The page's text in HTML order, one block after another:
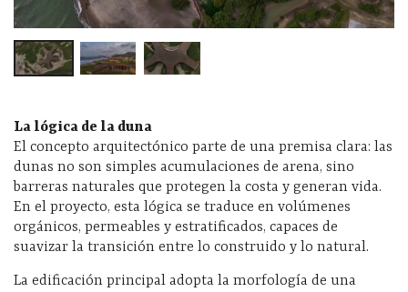
La lógica de la duna
El concepto arquitectónico parte de una premisa clara: las
dunas no son simples acumulaciones de arena, sino
barreras naturales que protegen la costa y generan vida.
En el proyecto, esta lógica se traduce en volúmenes
orgánicos, permeables y estratificados, capaces de
suavizar la transición entre lo construido y lo natural.
La edificación principal adopta la morfología de una